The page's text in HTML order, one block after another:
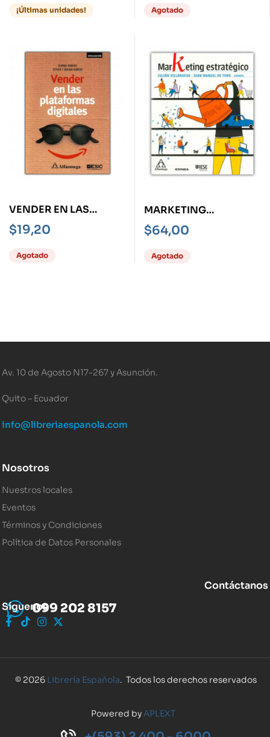
¡Últimas unidades! Agotado
VENDER EN LAS
PLATAFORMAS
DIGITALES
$19,20
Agotado
MARKETING
ESTRATÉGICO
$64,00
Agotado
Av. 10 de Agosto N17-267 y Asunción.
Quito – Ecuador
info@libreriaespanola.com
Nosotros
Nuestros locales
Eventos
Términos y Condiciones
Política de Datos Personales
Contáctanos
099 202 8157
Síguenos
© 2026 Librería Española. Todos los derechos reservados
Powered byAPLEXT